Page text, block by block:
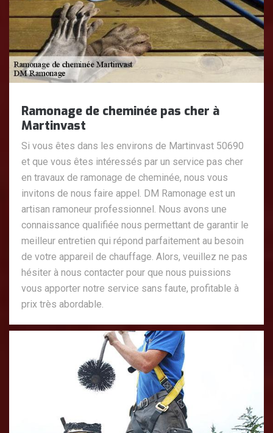
Ramonage de cheminée pas cher à
Martinvast
Si vous êtes dans les environs de Martinvast 50690
et que vous êtes intéressés par un service pas cher
en travaux de ramonage de cheminée, nous vous
invitons de nous faire appel. DM Ramonage est un
artisan ramoneur professionnel. Nous avons une
connaissance qualifiée nous permettant de garantir le
meilleur entretien qui répond parfaitement au besoin
de votre appareil de chauffage. Alors, veuillez ne pas
hésiter à nous contacter pour que nous puissions
vous apporter notre service sans faute, profitable à
prix très abordable.